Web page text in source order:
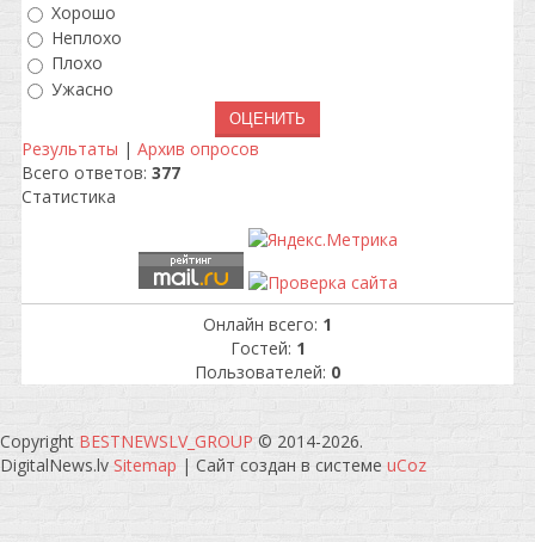
Хорошо
Неплохо
Плохо
Ужасно
Результаты | Архив опросов
Всего ответов: 377
Статистика
Онлайн всего: 1
Гостей: 1
Пользователей: 0
Copyright BESTNEWSLV_GROUP © 2014-2026.
DigitalNews.lv Sitemap | Сайт создан в системе uCoz